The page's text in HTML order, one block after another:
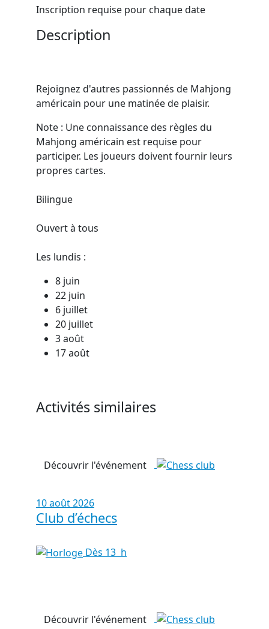
Inscription requise pour chaque date
Description
Rejoignez d'autres passionnés de Mahjong
américain pour une matinée de plaisir.
Note : Une connaissance des règles du
Mahjong américain est requise pour
participer. Les joueurs doivent fournir leurs
propres cartes.
Bilingue
Ouvert à tous
Les lundis :
8 juin
22 juin
6 juillet
20 juillet
3 août
17 août
Activités similaires
Découvrir l'événement
10 août 2026
Club d’échecs
Dès 13 h
Découvrir l'événement